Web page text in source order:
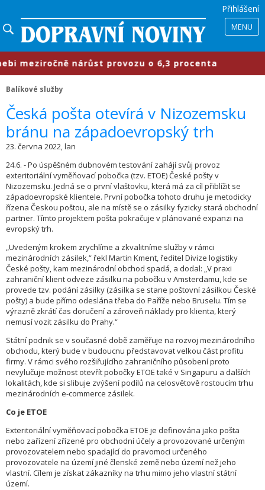
Přihlášení
MENU
nárůst provozu o 6,3 procenta
Balíkové služby
​Česká pošta otevírá v Nizozemsku
bránu na západoevropský trh
23. června 2022, lan
24.6. - Po úspěšném dubnovém testování zahájí svůj provoz
exteritoriální vyměňovací pobočka (tzv. ETOE) České pošty v
Nizozemsku. Jedná se o první vlaštovku, která má za cíl přiblížit se
západoevropské klientele. První pobočka tohoto druhu je metodicky
řízena Českou poštou, ale na místě se o zásilky fyzicky stará obchodní
partner. Tímto projektem pošta pokračuje v plánované expanzi na
evropský trh.
„Uvedeným krokem zrychlíme a zkvalitníme služby v rámci
mezinárodních zásilek,“ řekl Martin Kment, ředitel Divize logistiky
České pošty, kam mezinárodní obchod spadá, a dodal: „V praxi
zahraniční klient odveze zásilku na pobočku v Amsterdamu, kde se
provede tzv. podání zásilky (zásilka se stane poštovní zásilkou České
pošty) a bude přímo odeslána třeba do Paříže nebo Bruselu. Tím se
výrazně zkrátí čas doručení a zároveň náklady pro klienta, který
nemusí vozit zásilku do Prahy.“
Státní podnik se v současné době zaměřuje na rozvoj mezinárodního
obchodu, který bude v budoucnu představovat velkou část profitu
firmy. V rámci svého rozšiřujícího zahraničního působení proto
nevylučuje možnost otevřít pobočky ETOE také v Singapuru a dalších
lokalitách, kde si slibuje zvýšení podílů na celosvětově rostoucím trhu
mezinárodních e-commerce zásilek.
Co je ETOE
Exteritoriální vyměňovací pobočka ETOE je definována jako pošta
nebo zařízení zřízené pro obchodní účely a provozované určeným
provozovatelem nebo spadající do pravomoci určeného
provozovatele na území jiné členské země nebo území než jeho
vlastní. Cílem je získat zákazníky na trhu mimo jeho vlastní státní
území.